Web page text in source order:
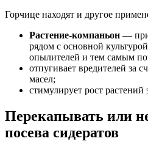
Горчице находят и другое
Растение-компаньон —
рядом с основной
опылителей и тем самым
отпугивает вредителей за
масел;
стимулирует рост
Перекапывать или
посева сидератов